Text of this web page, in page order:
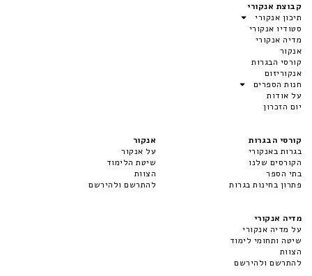
קבוצת אנקורי
תיכון אנקורי
סטודיו אנקורי
מדיה אנקורי
אנקור
קורסי הבגרות
אנקוריזום
חנות הספרים
על אודות
יום הזכרון
קורסי הבגרות
בגרות באנקורי
הקורסים שלנו
בתי הספר
פתרון בחינות בגרות
אנקור
על אנקור
שיטת הלימוד
הצוות
להתרשם ולהירשם
מדיה אנקורי
על מדיה אנקורי
שיטה ותחומי לימוד
הצוות
להתרשם ולהירשם